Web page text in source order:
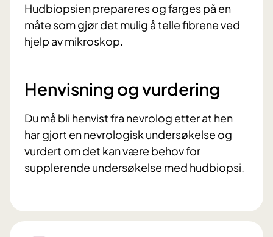
Hudbiopsien prepareres og farges på en
måte som gjør det mulig å telle fibrene ved
hjelp av mikroskop.
Henvisning og vurdering
Du må bli henvist fra nevrolog etter at hen
har gjort en nevrologisk undersøkelse og
vurdert om det kan være behov for
supplerende undersøkelse med hudbiopsi.